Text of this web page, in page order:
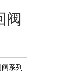
阀
阀系列